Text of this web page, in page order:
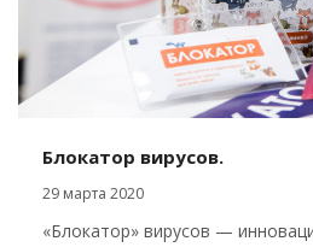
Блокатор вирусов.
29 марта 2020
«Блокатор» вирусов —